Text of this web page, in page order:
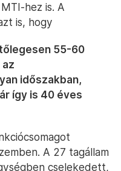
hez is. A
is, hogy
55-60
időszakban,
így is 40 éves
A 27 tagállam
cselekedett,